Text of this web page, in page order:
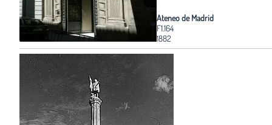
Ateneo de Madrid
F1.164
1882